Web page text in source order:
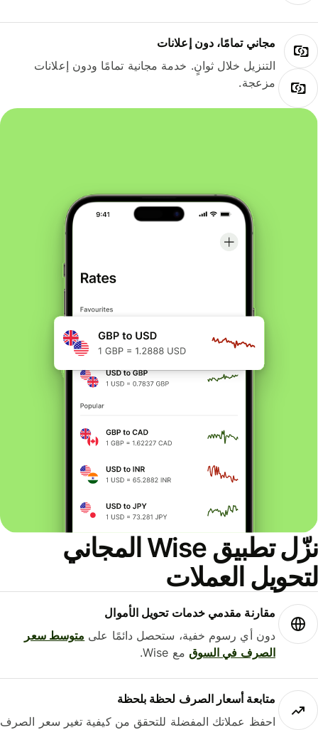
مجاني تمامًا، دون إعلانات
التنزيل خلال ثوانٍ. خدمة مجانية تمامًا ودون إعلانات
مزعجة.
نزّل تطبيق Wise المجاني
العملات
مقارنة مقدمي خدمات تحويل الأموال
دون أي رسوم خفية، ستحصل دائمًا علىمتوسط ​​سعر
الصرف في السوقمع Wise.
متابعة أسعار الصرف لحظة بلحظة
احفظ عملاتك المفضلة للتحقق من كيفية تغير سعر الصرف